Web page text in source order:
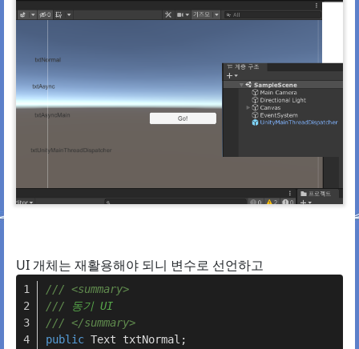
UI 개체는 재활용해야 되니 변수로 선언하고
/// <summary>
/// 동기 UI
/// </summary>
public Text txtNormal;